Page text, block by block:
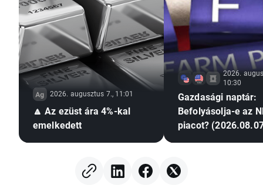
2026. augusztus 7., 11:01
🔼 Az ezüst ára 4%-kal
emelkedett
2026.
10:30
Gazdasági naptár:
Befolyásolja-e az
piacot?